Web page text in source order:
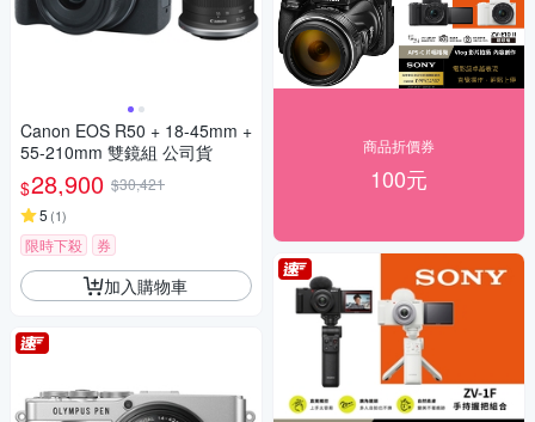
Canon EOS R50 + 18-45mm +
55-210mm 雙鏡組 公司貨
$28,900 $30,421
5 (1)
限時下殺 券
加入購物車
商品折價券
100元